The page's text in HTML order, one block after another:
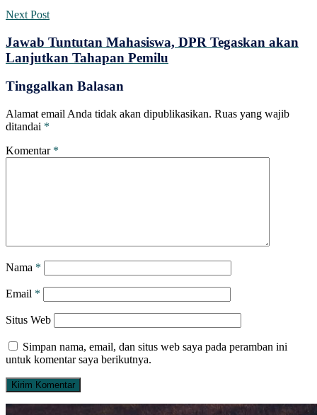
Next Post
Jawab Tuntutan Mahasiswa, DPR Tegaskan akan
Lanjutkan Tahapan Pemilu
Tinggalkan Balasan
Alamat email Anda tidak akan dipublikasikan. Ruas yang wajib
ditandai *
Komentar *
Nama *
Email *
Situs Web
Simpan nama, email, dan situs web saya pada peramban ini
untuk komentar saya berikutnya.